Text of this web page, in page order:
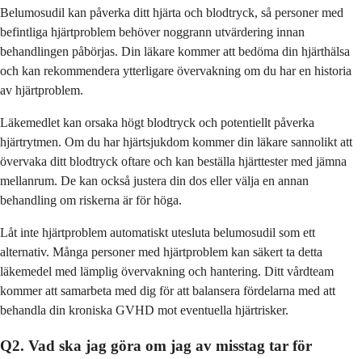
Belumosudil kan påverka ditt hjärta och blodtryck, så personer med
befintliga hjärtproblem behöver noggrann utvärdering innan
behandlingen påbörjas. Din läkare kommer att bedöma din hjärthälsa
och kan rekommendera ytterligare övervakning om du har en historia
av hjärtproblem.
Läkemedlet kan orsaka högt blodtryck och potentiellt påverka
hjärtrytmen. Om du har hjärtsjukdom kommer din läkare sannolikt att
övervaka ditt blodtryck oftare och kan beställa hjärttester med jämna
mellanrum. De kan också justera din dos eller välja en annan
behandling om riskerna är för höga.
Låt inte hjärtproblem automatiskt utesluta belumosudil som ett
alternativ. Många personer med hjärtproblem kan säkert ta detta
läkemedel med lämplig övervakning och hantering. Ditt vårdteam
kommer att samarbeta med dig för att balansera fördelarna med att
behandla din kroniska GVHD mot eventuella hjärtrisker.
Q2. Vad ska jag göra om jag av misstag tar för